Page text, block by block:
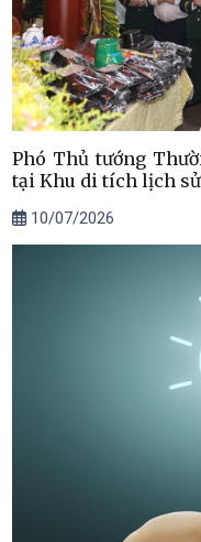
Phó Thủ tướng
tại Khu di tích lịch sử
10/07/2026